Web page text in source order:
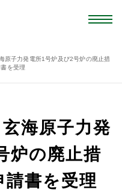
原子力発電所1号炉及び2号炉の廃止措
を受理
海原子力発
炉の廃止措
請書を受理